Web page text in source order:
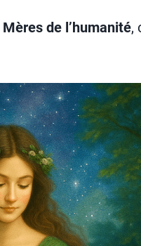
Mères de l’humanité,